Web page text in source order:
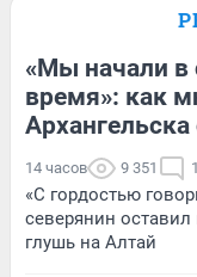
«Мы начали в
время»: как
14 часов 9 351
«С гордостью
северянин
глушь на Алтай